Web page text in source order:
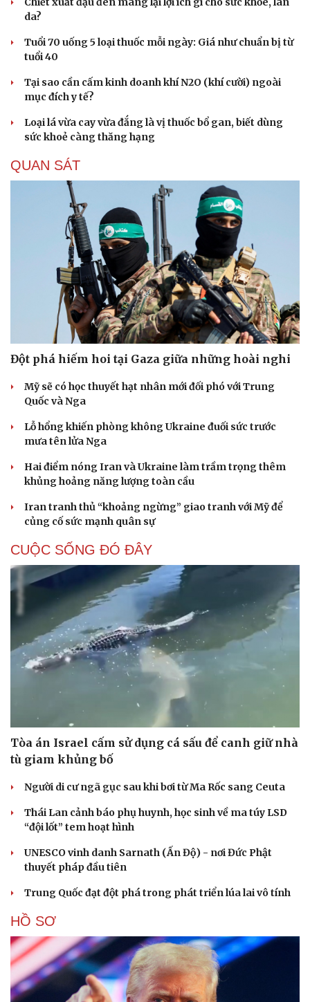
Cải chính
da?
Tuổi 70 uống 5 loại thuốc mỗi ngày: Giá như chuẩn bị từ
tuổi 40
Tại sao cần cấm kinh doanh khí N2O (khí cười) ngoài
mục đích y tế?
Loại lá vừa cay vừa đắng là vị thuốc bổ gan, biết dùng
sức khoẻ càng thăng hạng
QUAN SÁT
Đột phá hiếm hoi tại Gaza giữa những hoài nghi
Mỹ sẽ có học thuyết hạt nhân mới đối phó với Trung
Quốc và Nga
Lỗ hổng khiến phòng không Ukraine đuối sức trước
mưa tên lửa Nga
Hai điểm nóng Iran và Ukraine làm trầm trọng thêm
khủng hoảng năng lượng toàn cầu
Iran tranh thủ “khoảng ngừng” giao tranh với Mỹ để
củng cố sức mạnh quân sự
CUỘC SỐNG ĐÓ ĐÂY
Tòa án Israel cấm sử dụng cá sấu để canh giữ nhà
tù giam khủng bố
Người di cư ngã gục sau khi bơi từ Ma Rốc sang Ceuta
Thái Lan cảnh báo phụ huynh, học sinh về ma túy LSD
“đội lốt” tem hoạt hình
UNESCO vinh danh Sarnath (Ấn Độ) - nơi Đức Phật
thuyết pháp đầu tiên
Trung Quốc đạt đột phá trong phát triển lúa lai vô tính
HỒ SƠ